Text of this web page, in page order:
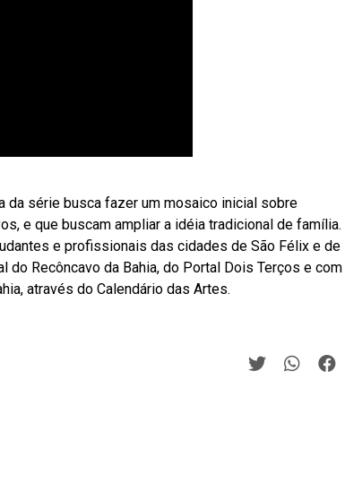
da série busca fazer um mosaico inicial sobre
e que buscam ampliar a idéia tradicional de família.
e profissionais das cidades de São Félix e de
do Recôncavo da Bahia, do Portal Dois Terços e com
através do Calendário das Artes.